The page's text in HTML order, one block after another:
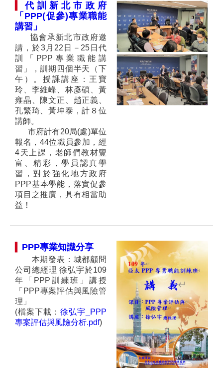
代訓新北市政府
「PPP(促參)專業職能
講習」
協會承新北市政府邀
請，於3月22日－25日代
訓「PPP專業職能講
習」，訓期四個半天（下
午）。授課講座：王寶
玲、李維峰、林彥碩、黃
雍晶、陳文正、趙正義、
孔繁琦、黃坤泰，計８位
講師。
市府計有20局(處)單位
報名，44位職員參加，經
4天上課，老師們教材豐
富、精彩，學員認真學
習，對於強化地方政府
PPP基本學能，落實促參
項目之推廣，具有相當助
益！
PPP專業知識分享
本期發表：城都顧問
公司總經理 徐弘宇於109
年「PPP訓練班」講授
「PPP專案評估與風險管
理」
(檔案下載： 徐弘宇_PPP
專案評估與風險分析.pdf)